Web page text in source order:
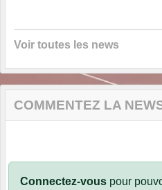
Voir toutes les news
COMMENTEZ LA
Connectez-vous pour